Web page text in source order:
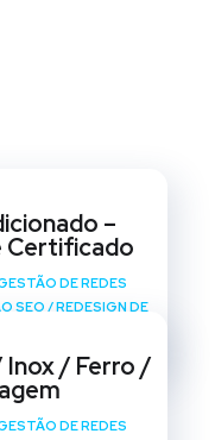
–
Certificado
DE REDES
SEO /REDESIGN DE
Inox / Ferro /
DE REDES